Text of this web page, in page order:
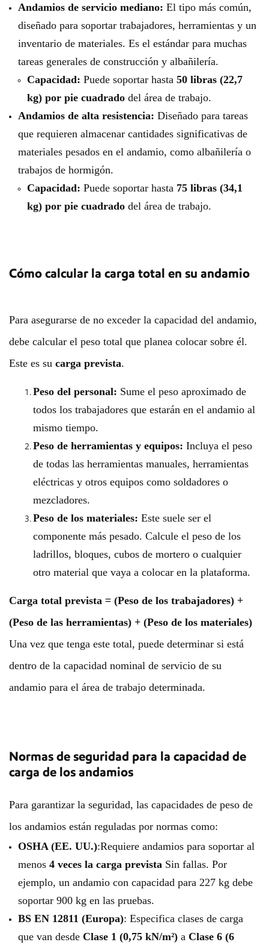
Andamios de servicio mediano: El tipo más común,
diseñado para soportar trabajadores, herramientas y un
inventario de materiales. Es el estándar para muchas
tareas generales de construcción y albañilería.
Capacidad: Puede soportar hasta 50 libras (22,7
kg) por pie cuadrado del área de trabajo.
Andamios de alta resistencia: Diseñado para tareas
que requieren almacenar cantidades significativas de
materiales pesados ​​en el andamio, como albañilería o
trabajos de hormigón.
Capacidad: Puede soportar hasta 75 libras (34,1
kg) por pie cuadrado del área de trabajo.
Cómo calcular la carga total en su andamio
Para asegurarse de no exceder la capacidad del andamio,
debe calcular el peso total que planea colocar sobre él.
Este es su carga prevista.
Peso del personal: Sume el peso aproximado de
todos los trabajadores que estarán en el andamio al
mismo tiempo.
Peso de herramientas y equipos: Incluya el peso
de todas las herramientas manuales, herramientas
eléctricas y otros equipos como soldadores o
mezcladores.
Peso de los materiales: Este suele ser el
componente más pesado. Calcule el peso de los
ladrillos, bloques, cubos de mortero o cualquier
otro material que vaya a colocar en la plataforma.
Carga total prevista = (Peso de los trabajadores) +
(Peso de las herramientas) + (Peso de los materiales)
Una vez que tenga este total, puede determinar si está
dentro de la capacidad nominal de servicio de su
andamio para el área de trabajo determinada.
Normas de seguridad para la capacidad de
carga de los andamios
Para garantizar la seguridad, las capacidades de peso de
los andamios están reguladas por normas como:
OSHA (EE. UU.):Requiere andamios para soportar al
menos 4 veces la carga prevista Sin fallas. Por
ejemplo, un andamio con capacidad para 227 kg debe
soportar 900 kg en las pruebas.
BS EN 12811 (Europa): Especifica clases de carga
que van desde Clase 1 (0,75 kN/m²) a Clase 6 (6